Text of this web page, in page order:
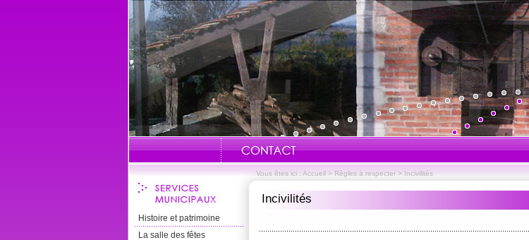
Vous êtes ici : Accueil > Règles à respecter > Incivilités
Histoire et patrimoine
La salle des fêtes
Incivilités